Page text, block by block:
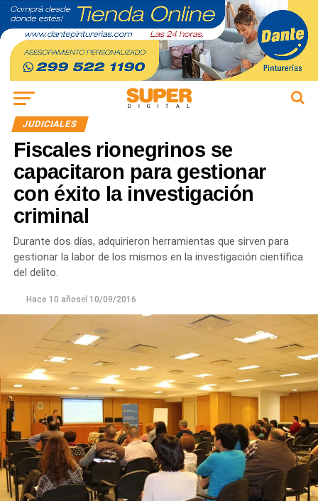
JUDICIALES
Fiscales rionegrinos se
capacitaron para gestionar
con éxito la investigación
criminal
Durante dos días, adquirieron herramientas que sirven para
gestionar la labor de los mismos en la investigación científica
del delito.
Hace 10 añosel 10/09/2016